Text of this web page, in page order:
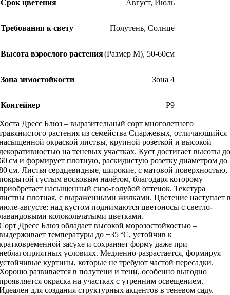
Срок цветения Август, Июль
Требования к свету Полутень, Солнце
Высота взрослого растения(Размер М), 50-60см
Зона зимостойкости Зона 4
Контейнер Р9
Дресс Блюз – выразительный сорт многолетнего
растения из семейства Спаржевых, отличающийся
окраской листвы, крупной розеткой и высокой
на теневых участках. Куст достигает высоты до
см и формирует плотную, раскидистую розетку диаметром до
см. Листья сердцевидные, широкие, с матовой поверхностью,
густым восковым налётом, благодаря которому
насыщенный сизо-голубой оттенок. Текстура
плотная, с выраженными жилками. Цветение наступает
августе: над кустом поднимаются цветоносы с светло-
колокольчатыми цветками.
Дресс Блюз обладает высокой морозостойкостью –
температуры до −35 °C, устойчив к
засухе и сохраняет форму даже при
условиях. Медленно разрастается, формируя
куртины, которые не требуют частой пересадки.
развивается в полутени и тени, особенно выгодно
окраска на участках с утренним освещением.
для создания структурных акцентов в теневом саду.